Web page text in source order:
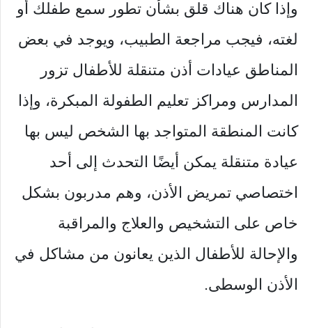
وإذا كان هناك قلق بشأن تطور سمع طفلك أو
لغته، فيجب مراجعة الطبيب، ويوجد في بعض
المناطق عيادات أذن متنقلة للأطفال تزور
المدارس ومراكز تعليم الطفولة المبكرة، وإذا
كانت المنطقة المتواجد بها الشخص ليس بها
عيادة متنقلة يمكن أيضًا التحدث إلى أحد
اختصاصي تمريض الأذن، وهم مدربون بشكل
خاص على التشخيص والعلاج والمراقبة
والإحالة للأطفال الذين يعانون من مشاكل في
الأذن الوسطى.